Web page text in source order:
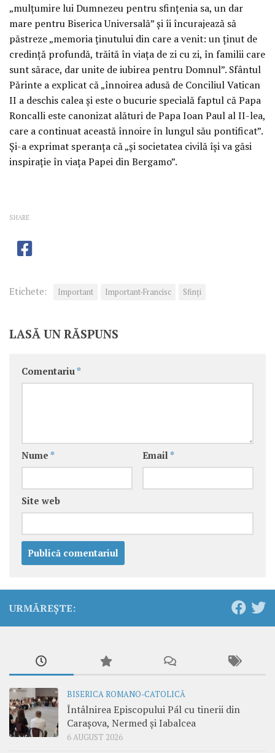
„mulţumire lui Dumnezeu pentru sfinţenia sa, un dar
mare pentru Biserica Universală” şi îi încurajează să
păstreze „memoria ţinutului din care a venit: un ţinut de
credinţă profundă, trăită în viaţa de zi cu zi, în familii care
sunt sărace, dar unite de iubirea pentru Domnul”. Sfântul
Părinte a explicat că „înnoirea adusă de Conciliul Vatican
II a deschis calea şi este o bucurie specială faptul că Papa
Roncalli este canonizat alături de Papa Ioan Paul al II-lea,
care a continuat această înnoire în lungul său pontificat”.
Şi-a exprimat speranţa că „şi societatea civilă îşi va găsi
inspiraţie în viaţa Papei din Bergamo”.
SHARE
Etichete: Important Important-Francisc Sfinţi
LASĂ UN RĂSPUNS
Comentariu *
Nume * Email *
Site web
URMĂREȘTE:
BISERICA ROMANO-CATOLICĂ
Întâlnirea Episcopului Pál cu tinerii din
Carașova, Nermed și Iabalcea
6 AUGUST 2026